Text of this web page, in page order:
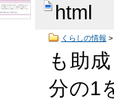
html
くらしの情報 >
も助
分の1